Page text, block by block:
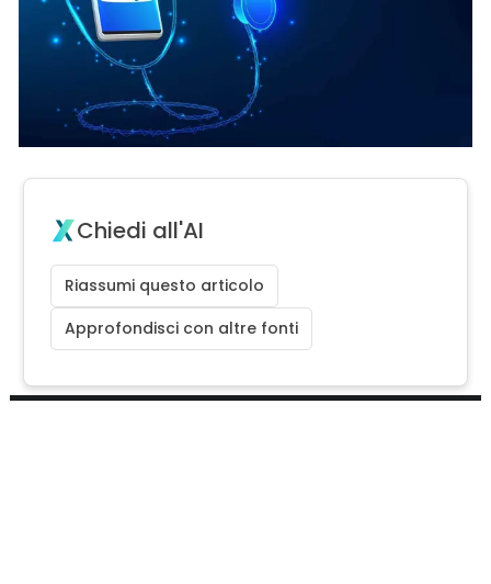
Chiedi all'AI
Riassumi questo articolo
Approfondisci con altre fonti